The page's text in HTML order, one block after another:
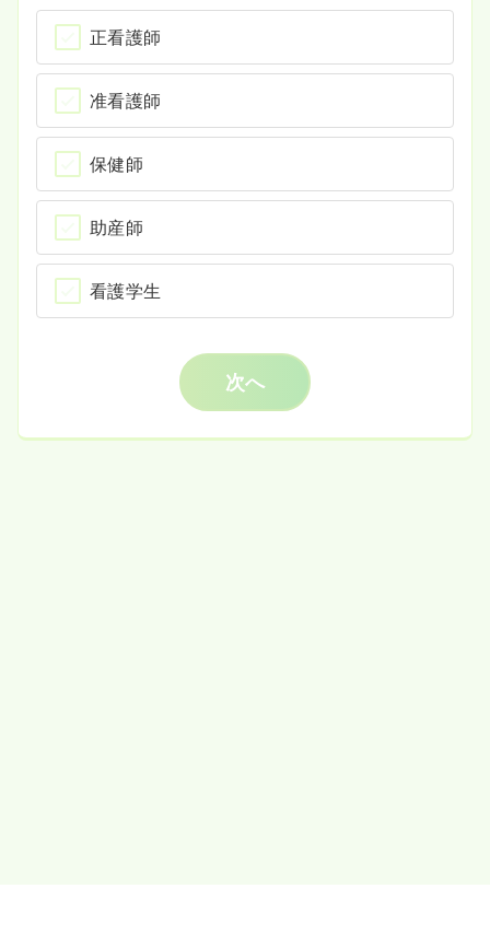
正看護師
准看護師
保健師
助産師
看護学生
次へ